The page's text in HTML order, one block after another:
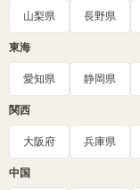
山梨県 長野県
東海
愛知県 静岡県
関西
大阪府 兵庫県
中国